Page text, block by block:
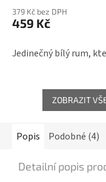
379 Kč bez DPH
459 Kč
Jedinečný bílý rum,
ZOBRAZIT
Popis Podobné (4)
Detailní popis